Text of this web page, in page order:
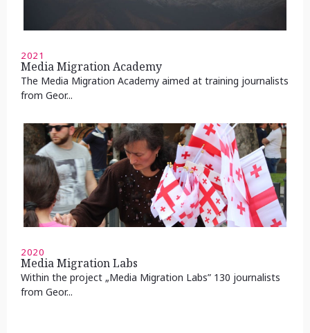
2021
Media Migration Academy
The Media Migration Academy aimed at training journalists
from Geor...
2020
Media Migration Labs
Within the project „Media Migration Labs” 130 journalists
from Geor...